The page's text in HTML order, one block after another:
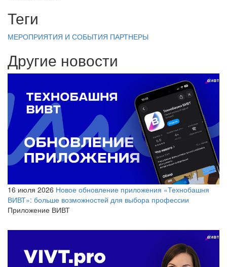
Теги
МЕРОПРИЯТИЯ И СОБЫТИЯ ПАРТНЕРЫ
Другие новости
16 июля 2026 Новое обновление приложения «Технобашня
ВИВТ»: больше возможностей для выбора профессии
Приложение ВИВТ